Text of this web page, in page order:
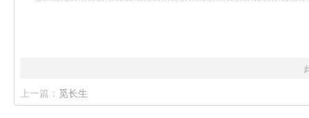
上一篇： 觅长生